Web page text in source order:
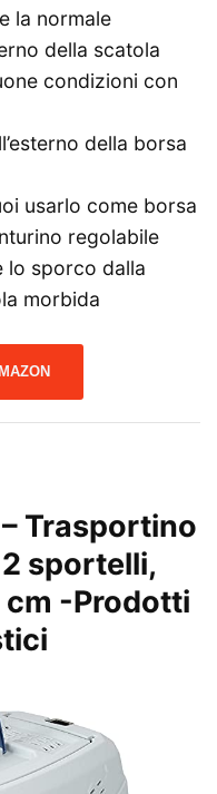
la normale
della scatola
condizioni con
della borsa
usarlo come borsa
regolabile
lo sporco dalla
morbida
Trasportino
sportelli,
cm -Prodotti